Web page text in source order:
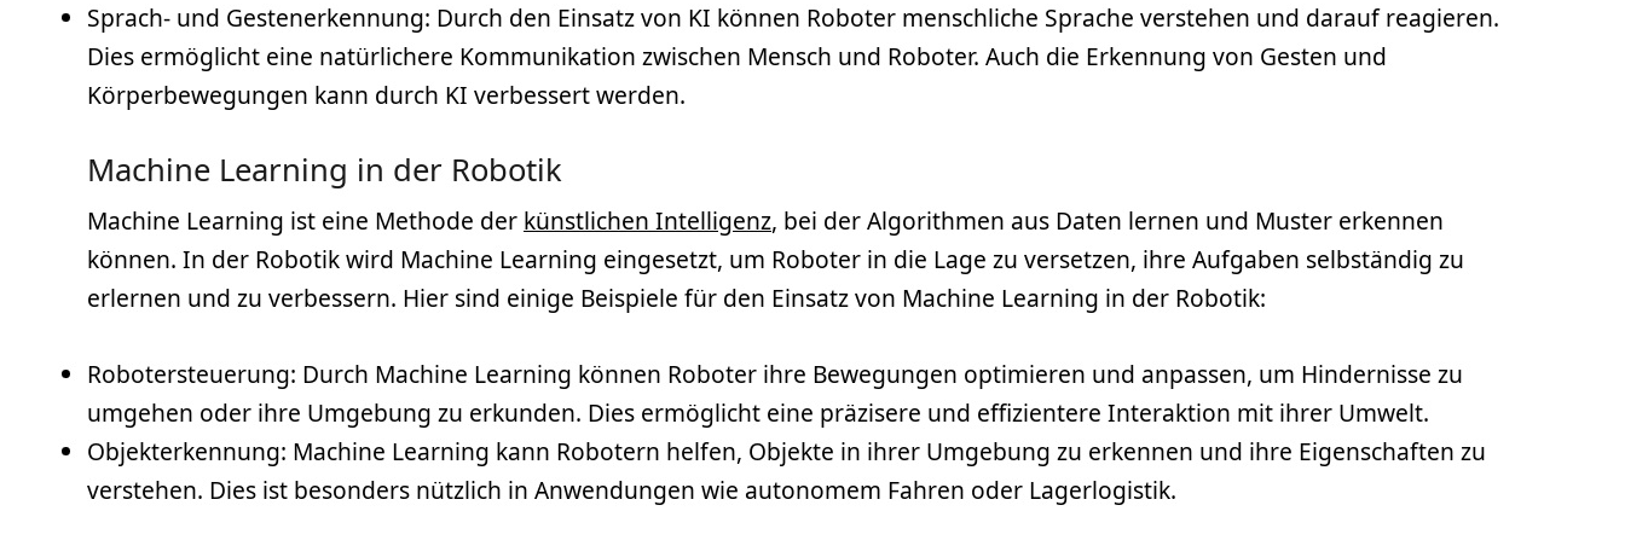
Sprach- und Gestenerkennung: Durch den Einsatz von KI können Roboter menschliche Sprache verstehen und darauf reagieren.
Dies ermöglicht eine natürlichere Kommunikation zwischen Mensch und Roboter. Auch die Erkennung von Gesten und
Körperbewegungen kann durch KI verbessert werden.
Machine Learning in der Robotik
Machine Learning ist eine Methode der künstlichen Intelligenz, bei der Algorithmen aus Daten lernen und Muster erkennen
können. In der Robotik wird Machine Learning eingesetzt, um Roboter in die Lage zu versetzen, ihre Aufgaben selbständig zu
erlernen und zu verbessern. Hier sind einige Beispiele für den Einsatz von Machine Learning in der Robotik:
Robotersteuerung: Durch Machine Learning können Roboter ihre Bewegungen optimieren und anpassen, um Hindernisse zu
umgehen oder ihre Umgebung zu erkunden. Dies ermöglicht eine präzisere und effizientere Interaktion mit ihrer Umwelt.
Objekterkennung: Machine Learning kann Robotern helfen, Objekte in ihrer Umgebung zu erkennen und ihre Eigenschaften zu
verstehen. Dies ist besonders nützlich in Anwendungen wie autonomem Fahren oder Lagerlogistik.